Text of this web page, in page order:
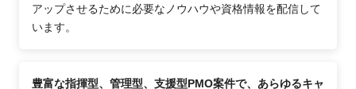
アップさせるために必要なノウハウや資格情報を配信して
います。
豊富な指揮型、管理型、支援型PMO案件で、あらゆるキャ